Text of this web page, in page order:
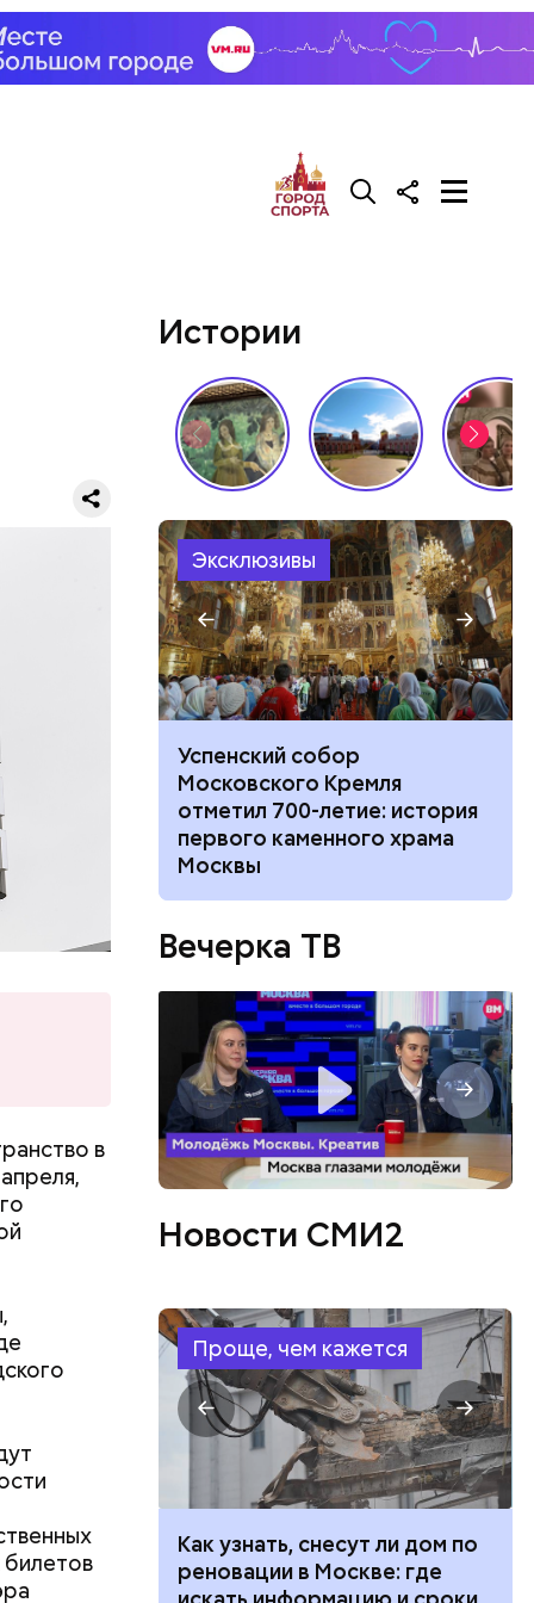
в
Он
или
— из-
Истории
Эксклюзивы
покинул
худруком
Дмитрием
Успенский собор
Московского Кремля
отметил 700-летие: история
первого каменного храма
Москвы
Вечерка ТВ
Новости СМИ2
Проще, чем кажется
тысяч
при
Как узнать, снесут ли дом по
реновации в Москве: где